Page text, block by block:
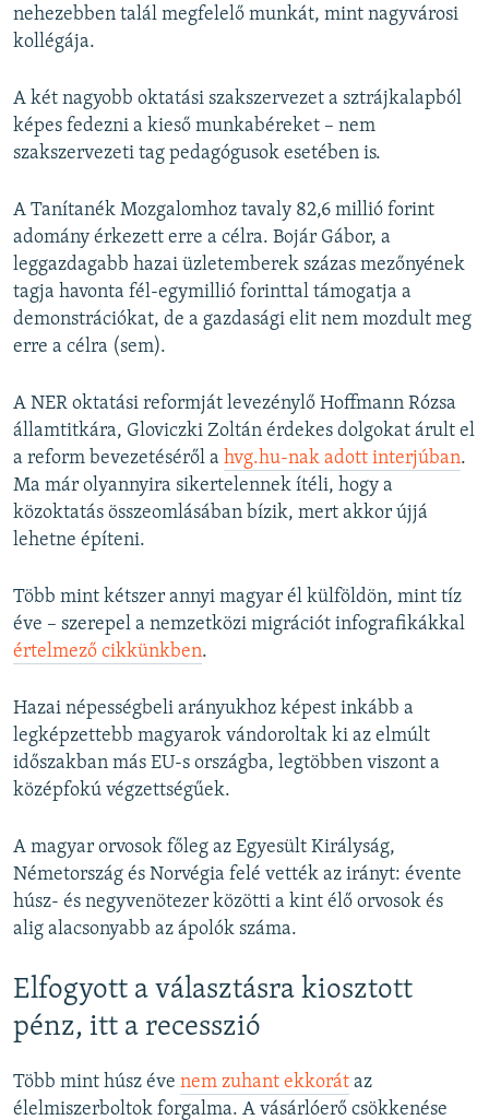
nehezebben talál megfelelő munkát, mint nagyvárosi
kollégája.
A két nagyobb oktatási szakszervezet a sztrájkalapból
képes fedezni a kieső munkabéreket – nem
szakszervezeti tag pedagógusok esetében is.
A Tanítanék Mozgalomhoz tavaly 82,6 millió forint
adomány érkezett erre a célra. Bojár Gábor, a
leggazdagabb hazai üzletemberek százas mezőnyének
tagja havonta fél-egymillió forinttal támogatja a
demonstrációkat, de a gazdasági elit nem mozdult meg
erre a célra (sem).
A NER oktatási reformját levezénylő Hoffmann Rózsa
államtitkára, Gloviczki Zoltán érdekes dolgokat árult el
a reform bevezetéséről a hvg.hu-nak adott interjúban.
Ma már olyannyira sikertelennek ítéli, hogy a
közoktatás összeomlásában bízik, mert akkor újjá
lehetne építeni.
Több mint kétszer annyi magyar él külföldön, mint tíz
éve – szerepel a nemzetközi migrációt infografikákkal
értelmező cikkünkben.
Hazai népességbeli arányukhoz képest inkább a
legképzettebb magyarok vándoroltak ki az elmúlt
időszakban más EU-s országba, legtöbben viszont a
középfokú végzettségűek.
A magyar orvosok főleg az Egyesült Királyság,
Németország és Norvégia felé vették az irányt: évente
húsz- és negyvenötezer közötti a kint élő orvosok és
alig alacsonyabb az ápolók száma.
Elfogyott a választásra kiosztott
pénz, itt a recesszió
Több mint húsz éve nem zuhant ekkorát az
élelmiszerboltok forgalma. A vásárlóerő csökkenése